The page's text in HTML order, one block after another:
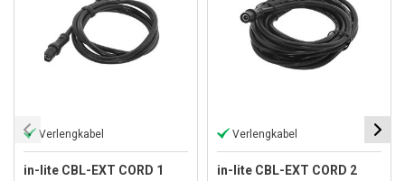
Verlengkabel
in-lite CBL-EXT CORD 1
Verlengkabel
in-lite CBL-EXT CORD 2